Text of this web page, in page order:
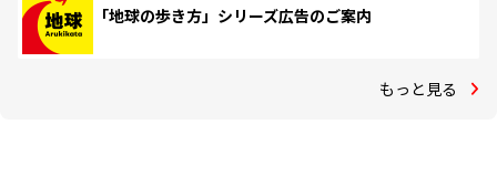
「地球の歩き方」シリーズ広告のご案内
もっと見る